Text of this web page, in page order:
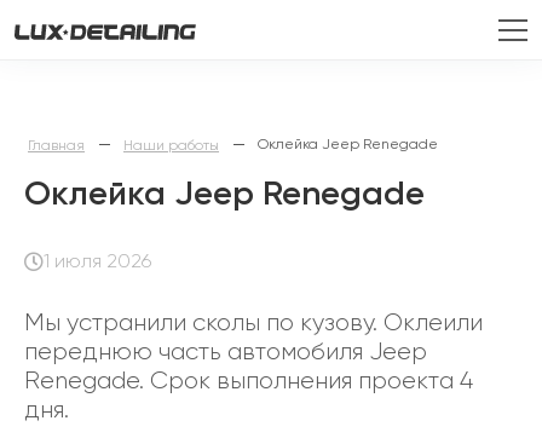
Главная — Наши работы — Оклейка Jeep Renegade
Оклейка Jeep Renegade
1 июля 2026
Мы устранили сколы по кузову. Оклеили
переднюю часть автомобиля Jeep
Renegade. Срок выполнения проекта 4
дня.